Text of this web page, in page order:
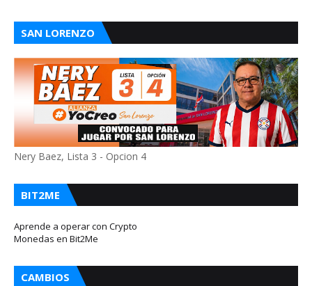
SAN LORENZO
Nery Baez, Lista 3 - Opcion 4
BIT2ME
Aprende a operar con Crypto
Monedas en Bit2Me
CAMBIOS